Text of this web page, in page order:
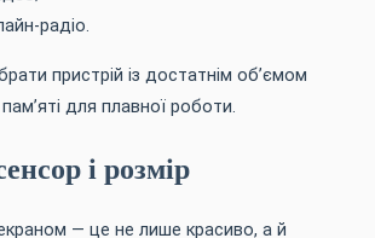
радіо.
пристрій із достатнім об’ємом
для плавної роботи.
і розмір
— це не лише красиво, а й